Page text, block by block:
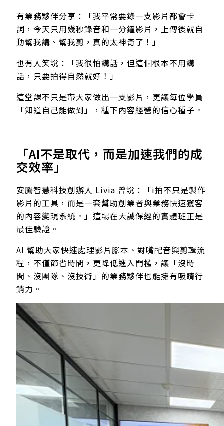
有業務夥伴分享：「我平常要錄一支影片都會卡
詞，今天只用幾秒錄音和一分鐘影片，上傳後就自
動幫我講、幫我剪，真的太神奇了！」
也有人笑說：「我很怕講話，但這個根本不用講
話，只要拍得自然就好！」
這堂課不只是帶大家做出一支影片，更讓每位學員
「知道自己能做到」，種下內容經營的信心種子。
「AI不是取代，而是加速我們的成
交效率」
安騰智慧科技創辦人 Livia 曾說：「i拍不只是製作
影片的工具，而是一套幫助創業者與業務快速獲客
的內容變現系統。」這場在大誠保經的實體班正是
最佳驗證。
AI 幫助大家快速處理影片腳本、對嘴配音與剪輯流
程，不僅節省時間，更降低進入門檻，讓「沒時
間、沒團隊、沒技術」的業務夥伴也能擁有吸睛行
銷力。